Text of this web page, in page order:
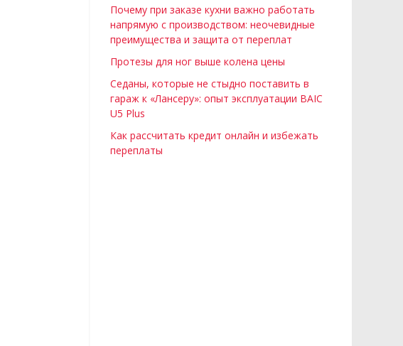
Почему при заказе кухни важно работать
напрямую с производством: неочевидные
преимущества и защита от переплат
Протезы для ног выше колена цены
Седаны, которые не стыдно поставить в
гараж к «Лансеру»: опыт эксплуатации BAIC
U5 Plus
Как рассчитать кредит онлайн и избежать
переплаты